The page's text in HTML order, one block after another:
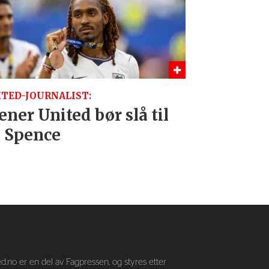
JOURNALIST:
United bør slå til
Spence
er en del av Fagpressen, og styres etter